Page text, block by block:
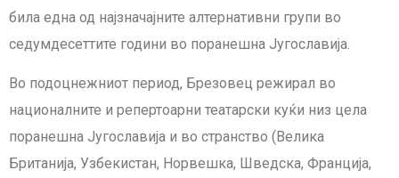
била една од најзначајните алтернативни групи во
седумдесеттите години во поранешна Југославија.
Во подоцнежниот период, Брезовец режирал во
националните и репертоарни театарски куќи низ цела
поранешна Југославија и во странство (Велика
Британија, Узбекистан, Норвешка, Шведска, Франција,